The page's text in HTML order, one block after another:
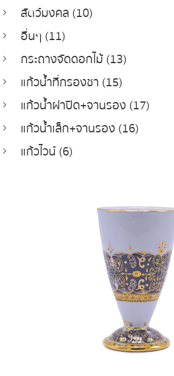
สัตว์มงคล (10)
อื่นๆ (11)
กระถางจัดดอกไม้ (13)
แก้วน้ำที่กรองชา (15)
แก้วน้ำฝาปิด+จานรอง (17)
แก้วน้ำเล็ก+จานรอง (16)
แก้วไวน์ (6)